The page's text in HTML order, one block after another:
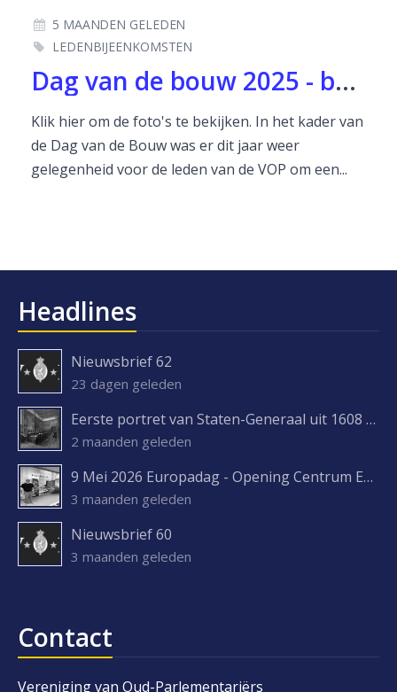
Dag van de bouw 2025 - bezoek aan Binnenhof op 13 juni 2026
5 MAANDEN GELEDEN
LEDENBIJEENKOMSTEN
Klik hier om de foto's te bekijken. In het kader van
de Dag van de Bouw was er dit jaar weer
gelegenheid voor de leden van de VOP om een...
Headlines
Nieuwsbrief 62
23 dagen geleden
Eerste portret van Staten-Generaal uit 1608 ontdekt
2 maanden geleden
9 Mei 2026 Europadag - Opening Centrum Europa Experience
3 maanden geleden
Nieuwsbrief 60
3 maanden geleden
Contact
Vereniging van Oud-Parlementariërs